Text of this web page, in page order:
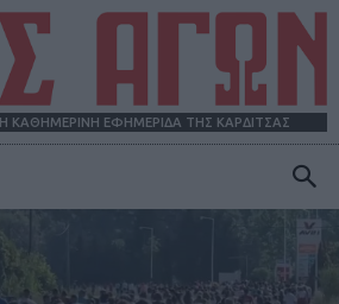
ΚΑΘΗΜΕΡΙΝΗ ΕΦΗΜΕΡΙΔΑ ΤΗΣ ΚΑΡΔΙΤΣΑΣ
ΑΓΩΝ